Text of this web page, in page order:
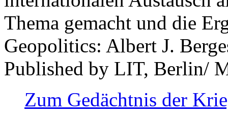
Thema gemacht und die
Geopolitics: Albert J.
Published by LIT, Berlin/
Zum Gedächtnis der